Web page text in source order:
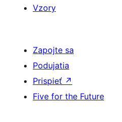
Vzory
Zapojte sa
Podujatia
Prispieť ↗
Five for the Future